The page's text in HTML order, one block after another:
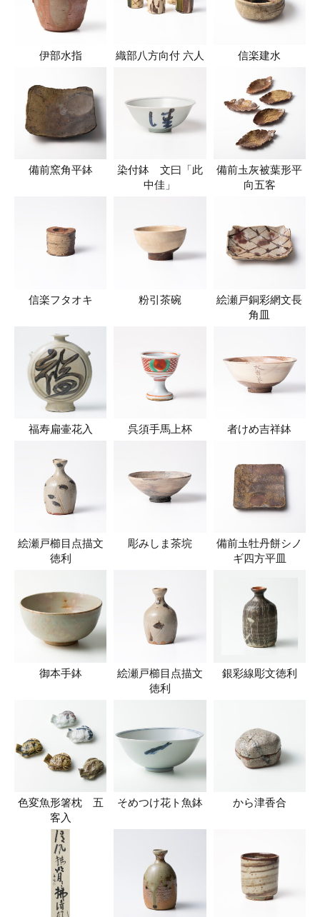
伊部水指 織部八方向付 六人 信楽建水
備前窯角平鉢
染付鉢 文曰「此
中佳」
備前圡灰被葉形平
向五客
信楽フタオキ 粉引茶碗
絵瀬戸銅彩網文長
角皿
福寿扁壷花入 呉須手馬上杯 者けめ吉祥鉢
絵瀬戸櫛目点描文
徳利
彫みしま茶垸
備前圡牡丹餅シノ
ギ四方平皿
御本手鉢
絵瀬戸櫛目点描文
徳利
銀彩線彫文徳利
色変魚形箸枕 五
客入
そめつけ花ト魚鉢 から津香合